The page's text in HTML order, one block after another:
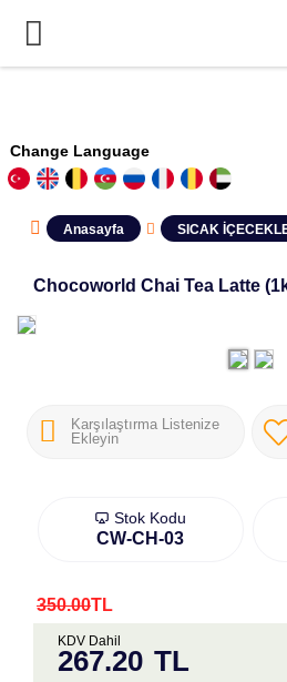
Change Language
Anasayfa SICAK
Chocoworld Chai Tea Latte
Karşılaştırma Listenize
Ekleyin
Stok Kodu
CW-CH-03
350.00TL
267.20 TL
KDV Dahil